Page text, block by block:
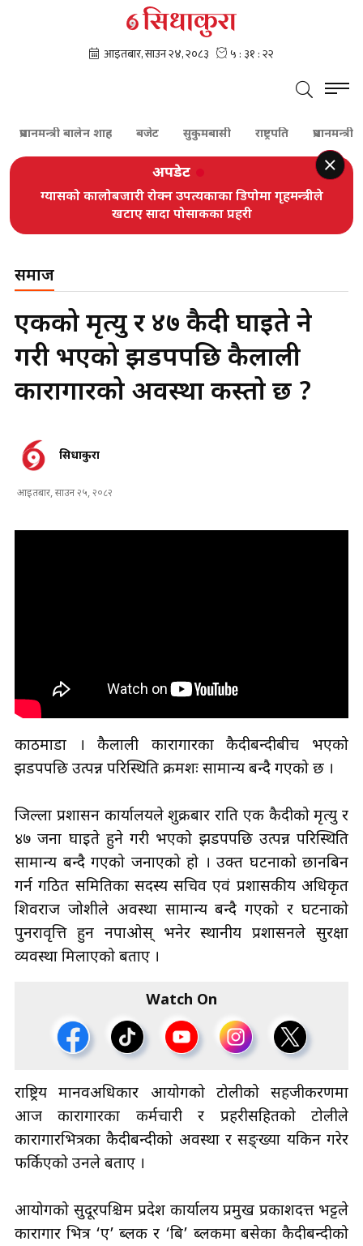
प्रधानमन्त्री बालेन शाह बजेट सुकुमबासी राष्ट्रपति प्रधानमन्त्री
अपडेट
ग्यासको कालोबजारी रोक्न उपत्यकाका डिपोमा गृहमन्त्रीले
खटाए सादा पोसाकका प्रहरी
समाज
एकको मृत्यु र ४७ कैदी घाइते हुने
गरी भएको झडपपछि कैलाली
कारागारको अवस्था कस्ताे छ ?
सिधाकुरा
आइतबार, साउन २५, २०८२
काठमाडौँ । कैलाली कारागारका कैदीबन्दीबीच भएको
झडपपछि उत्पन्न परिस्थिति क्रमशः सामान्य बन्दै गएको छ ।
जिल्ला प्रशासन कार्यालयले शुक्रबार राति एक कैदीको मृत्यु र
४७ जना घाइते हुने गरी भएको झडपपछि उत्पन्न परिस्थिति
सामान्य बन्दै गएको जनाएको हो । उक्त घटनाको छानबिन
गर्न गठित समितिका सदस्य सचिव एवं प्रशासकीय अधिकृत
शिवराज जोशीले अवस्था सामान्य बन्दै गएको र घटनाको
पुनरावृत्ति हुन नपाओस् भनेर स्थानीय प्रशासनले सुरक्षा
व्यवस्था मिलाएको बताए ।
Watch On
राष्ट्रिय मानवअधिकार आयोगको टोलीको सहजीकरणमा
आज कारागारका कर्मचारी र प्रहरीसहितको टोलीले
कारागारभित्रका कैदीबन्दीको अवस्था र सङ्ख्या यकिन गरेर
फर्किएको उनले बताए ।
आयोगको सुदूरपश्चिम प्रदेश कार्यालय प्रमुख प्रकाशदत्त भट्टले
कारागार भित्र ‘ए’ ब्लक र ‘बि’ ब्लकमा बसेका कैदीबन्दीको